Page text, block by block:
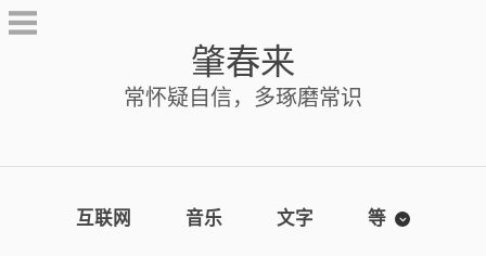
Skip
to
肇春来
常怀疑自信，多琢磨常识
互联网 音乐 文字 等